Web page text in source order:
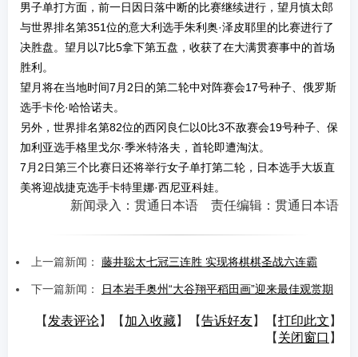
男子单打方面，前一日因日落中断的比赛继续进行，望月慎太郎
与世界排名第351位的意大利选手朱利奥·泽皮耶里的比赛进行了
决胜盘。望月以7比5拿下第五盘，收获了在大满贯赛事中的首场
胜利。
望月将在当地时间7月2日的第二轮中对阵赛会17号种子、俄罗斯
选手卡伦·哈恰诺夫。
另外，世界排名第82位的西冈良仁以0比3不敌赛会19号种子、保
加利亚选手格里戈尔·季米特洛夫，首轮即遭淘汰。
7月2日第三个比赛日还将举行女子单打第二轮，日本选手大坂直
美将迎战捷克选手卡特里娜·西尼亚科娃。
新闻录入：贯通日本语 责任编辑：贯通日本语
上一篇新闻： 藤井聡太七冠三连胜 实现将棋棋圣战六连霸
下一篇新闻： 日本岩手奥州“大谷翔平稻田画”迎来最佳观赏期
【 发表评论】【 加入收藏】【告诉好友】【打印此文 】
【 关闭窗口 】